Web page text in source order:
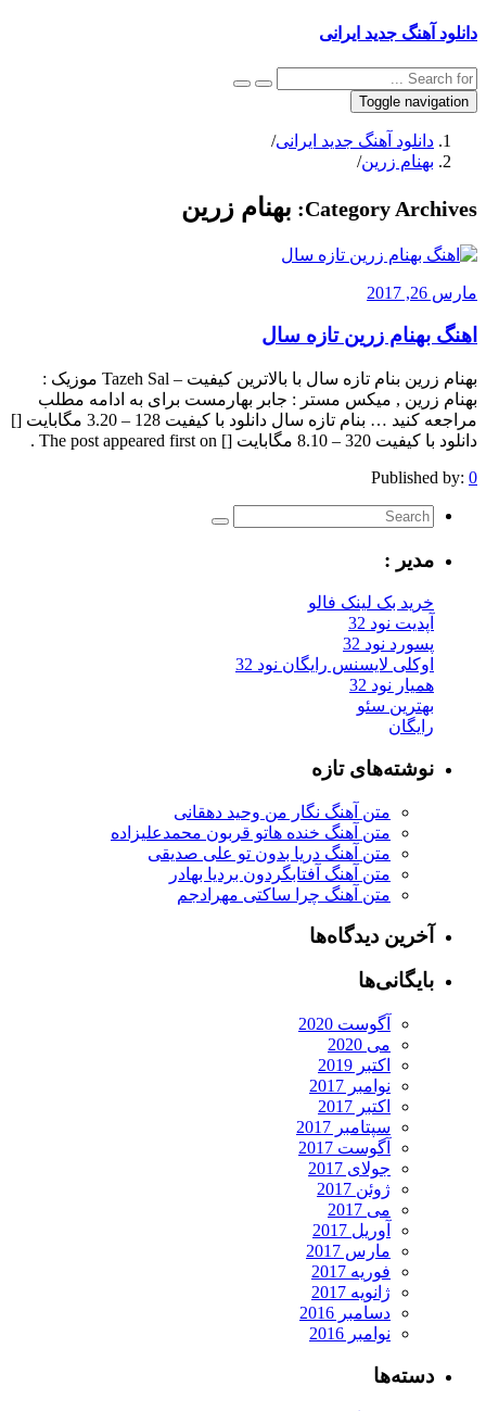
دانلود آهنگ جدید ایرانی
Toggle navigation
دانلود آهنگ جدید ایرانی/
بهنام زرین/
Category Archives: بهنام زرین
مارس 26, 2017
اهنگ بهنام زرین تازه سال
بهنام زرین بنام تازه سال با بالاترین کیفیت – Tazeh Sal موزیک :
بهنام زرین , میکس مستر : جابر بهارمست برای به ادامه مطلب
مراجعه کنید … بنام تازه سال دانلود با کیفیت 128 – 3.20 مگابایت []
دانلود با کیفیت 320 – 8.10 مگابایت [] The post appeared first on .
Published by: 0
مدیر :
خرید بک لینک فالو
آپدیت نود 32
پسورد نود 32
اوکلی لایسنس رایگان نود 32
همیار نود 32
بهترین سئو
رایگان
نوشته‌های تازه
متن آهنگ نگار من وحید دهقانی
متن آهنگ خنده هاتو قربون محمدعلیزاده
متن آهنگ دریا بدون تو علی صدیقی
متن آهنگ آفتابگردون بردیا بهادر
متن آهنگ چرا ساکتی مهرادجم
آخرین دیدگاه‌ها
بایگانی‌ها
آگوست 2020
می 2020
اکتبر 2019
نوامبر 2017
اکتبر 2017
سپتامبر 2017
آگوست 2017
جولای 2017
ژوئن 2017
می 2017
آوریل 2017
مارس 2017
فوریه 2017
ژانویه 2017
دسامبر 2016
نوامبر 2016
دسته‌ها